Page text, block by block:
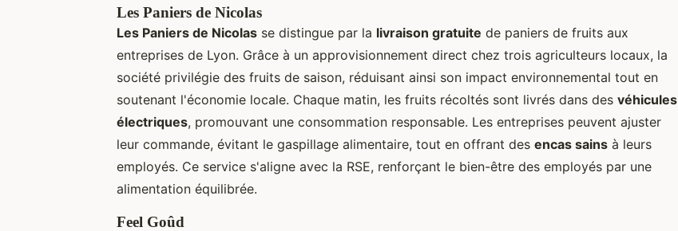
Les Paniers de Nicolas
Les Paniers de Nicolas se distingue par la livraison gratuite de paniers de fruits aux
entreprises de Lyon. Grâce à un approvisionnement direct chez trois agriculteurs locaux, la
société privilégie des fruits de saison, réduisant ainsi son impact environnemental tout en
soutenant l'économie locale. Chaque matin, les fruits récoltés sont livrés dans des véhicules
électriques, promouvant une consommation responsable. Les entreprises peuvent ajuster
leur commande, évitant le gaspillage alimentaire, tout en offrant des encas sains à leurs
employés. Ce service s'aligne avec la RSE, renforçant le bien-être des employés par une
alimentation équilibrée.
Feel Goûd